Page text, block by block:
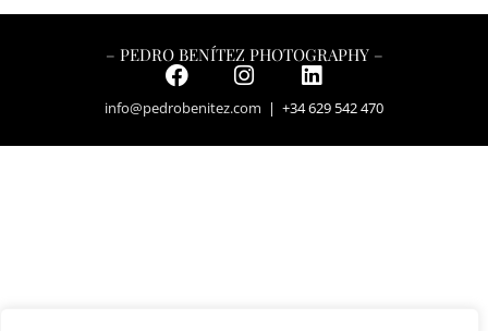
– PEDRO BENÍTEZ PHOTOGRAPHY –
info@pedrobenitez.com | +34 629 542 470